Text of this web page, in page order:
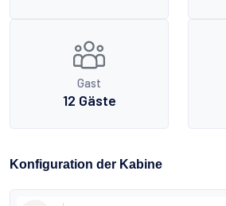
Gast
12 Gäste
Konfiguration der Kabine